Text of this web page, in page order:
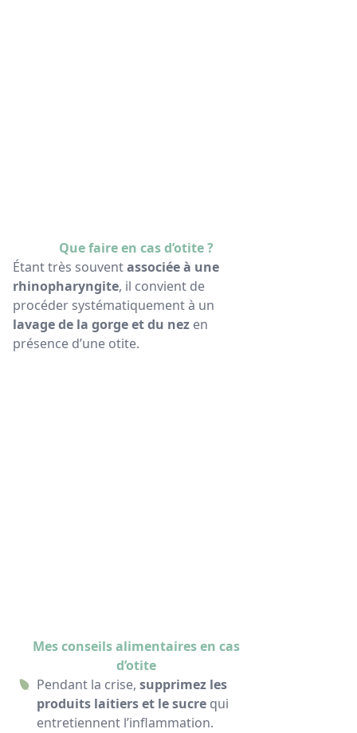
Que faire en cas d’otite ?
Étant très souventassociée à une
rhinopharyngite, il convient de
procéder systématiquement à un
lavage de la gorge et du nez en
présence d’une otite.
Mes conseils alimentaires en cas
d’otite
Pendant la crise, supprimez les
produits laitiers et le sucre qui
entretiennent l’inflammation.